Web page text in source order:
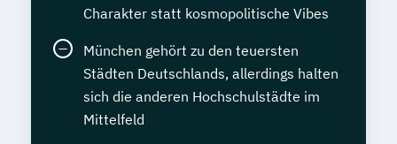
Charakter statt kosmopolitische Vibes
München gehört zu den teuersten
Städten Deutschlands, allerdings halten
sich die anderen Hochschulstädte im
Mittelfeld